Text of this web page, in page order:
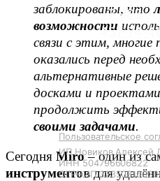
заблокированы, что
возможности
связи с этим, многие
оказались перед
альтернативные
досками и
продолжить
своими задачами.
Сегодня Miro– один из
инструментовдля
Пользовательское
ИП Новиков Алексей
ИНН 504796606822
ОГРНИП
‪+7 993